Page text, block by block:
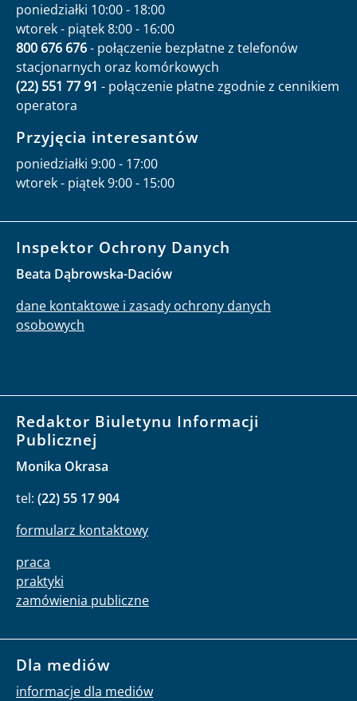
poniedziałki 10:00 - 18:00
wtorek - piątek 8:00 - 16:00
800 676 676- połączenie bezpłatne z telefonów
stacjonarnych oraz komórkowych
(22) 551 77 91 - połączenie płatne zgodnie z cennikiem
operatora
Przyjęcia interesantów
poniedziałki 9:00 - 17:00
wtorek - piątek 9:00 - 15:00
Inspektor Ochrony Danych
Beata Dąbrowska-Daciów
dane kontaktowe i zasady ochrony danych
osobowych
Redaktor Biuletynu Informacji
Publicznej
Monika Okrasa
tel: (22) 55 17 904
formularz kontaktowy
praca
praktyki
zamówienia publiczne
Dla mediów
informacje dla mediów